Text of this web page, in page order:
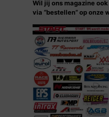
Wil jij ons magazine
via “bestellen” op onze